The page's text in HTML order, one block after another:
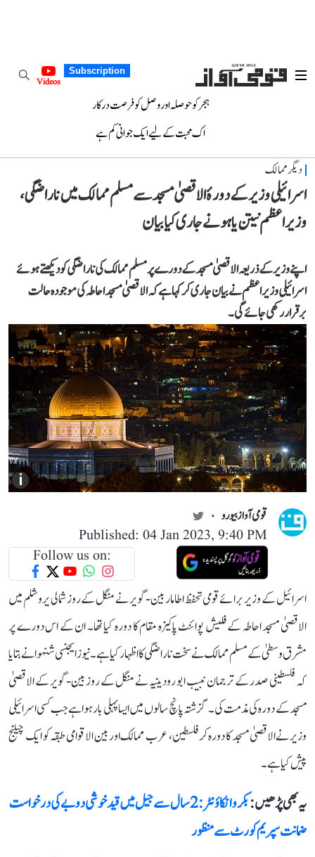
Subscription
Videos
ہجر کو حوصلہ اور وصل کو فرصت درکار
اک محبت کے لیے ایک جوانی کم ہے
دیگر ممالک
اسرائیلی وزیر کے دورۂ الاقصیٰ مسجد سے مسلم ممالک میں ناراضگی،
وزیر اعظم نیتن یاہو نے جاری کیا بیان
اپنے وزیر کے ذریعہ الاقصیٰ مسجد کے دورے پر مسلم ممالک کی ناراضگی کو دیکھتے ہوئے
اسرائیلی وزیر اعظم نے بیان جاری کر کہا ہے کہ الاقصیٰ مسجد احاطہ کی موجودہ حالت
برقرار رکھی جائے گی۔
i
قومی آواز بیورو
Published: 04 Jan 2023, 9:40 PM
Follow us on:
اسرائیل کے وزیر برائے قومی تحفظ اطامار بین-گویر نے منگل کے روز شمالی یروشلم میں
الاقصیٰ مسجد احاطہ کے فلیش پوائنٹ پاکیزہ مقام کا دورہ کیا تھا۔ ان کے اس دورے پر
مشرق وسطیٰ کے مسلم ممالک نے سخت ناراضگی کا اظہار کیا ہے۔ نیوز ایجنسی شنہوا نے بتایا
کہ فلسطینی صدر کے ترجمان نبیب ابو رودینیہ نے منگل کے روز بین-گویر کے الاقصیٰ
مسجد کے دورہ کی مذمت کی۔ گزشتہ پانچ سالوں میں ایسا پہلی بار ہوا ہے جب کسی اسرائیلی
وزیر نے الاقصیٰ مسجد کا دورہ کر فلسطین، عرب ممالک اور بین الاقوامی طبقہ کو ایک چیلنج
پیش کیا ہے۔
یہ بھی پڑھیں :
بکرو انکاؤنٹر: 2 سال سے جیل میں قید خوشی دوبے کی درخواست
ضمانت سپریم کورٹ سے منظور